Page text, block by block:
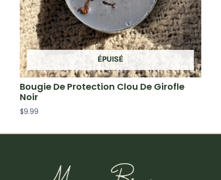
ÉPUISÉ
Bougie De Protection Clou De Girofle
Noir
$9.99